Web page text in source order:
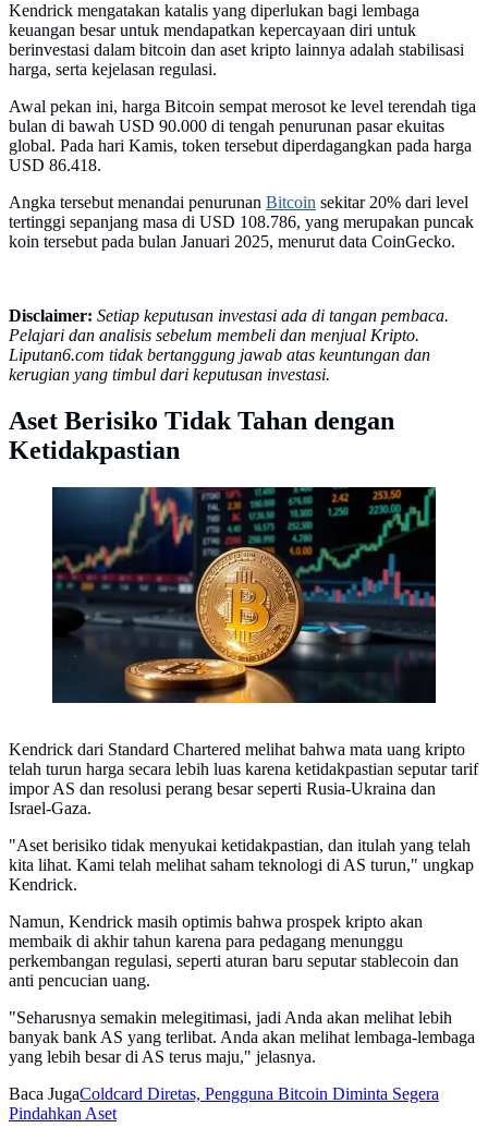
Kendrick mengatakan katalis yang diperlukan bagi lembaga
keuangan besar untuk mendapatkan kepercayaan diri untuk
berinvestasi dalam bitcoin dan aset kripto lainnya adalah stabilisasi
harga, serta kejelasan regulasi.
Awal pekan ini, harga Bitcoin sempat merosot ke level terendah tiga
bulan di bawah USD 90.000 di tengah penurunan pasar ekuitas
global. Pada hari Kamis, token tersebut diperdagangkan pada harga
USD 86.418.
Angka tersebut menandai penurunan Bitcoin sekitar 20% dari level
tertinggi sepanjang masa di USD 108.786, yang merupakan puncak
koin tersebut pada bulan Januari 2025, menurut data CoinGecko.
Disclaimer: Setiap keputusan investasi ada di tangan pembaca.
Pelajari dan analisis sebelum membeli dan menjual Kripto.
Liputan6.com tidak bertanggung jawab atas keuntungan dan
kerugian yang timbul dari keputusan investasi.
Aset Berisiko Tidak Tahan dengan
Ketidakpastian
Aset digital kripto Bitcoin. (Foto by AI)
Kendrick dari Standard Chartered melihat bahwa mata uang kripto
telah turun harga secara lebih luas karena ketidakpastian seputar tarif
impor AS dan resolusi perang besar seperti Rusia-Ukraina dan
Israel-Gaza.
"Aset berisiko tidak menyukai ketidakpastian, dan itulah yang telah
kita lihat. Kami telah melihat saham teknologi di AS turun," ungkap
Kendrick.
Namun, Kendrick masih optimis bahwa prospek kripto akan
membaik di akhir tahun karena para pedagang menunggu
perkembangan regulasi, seperti aturan baru seputar stablecoin dan
anti pencucian uang.
"Seharusnya semakin melegitimasi, jadi Anda akan melihat lebih
banyak bank AS yang terlibat. Anda akan melihat lembaga-lembaga
yang lebih besar di AS terus maju," jelasnya.
Baca JugaColdcard Diretas, Pengguna Bitcoin Diminta Segera
Pindahkan Aset